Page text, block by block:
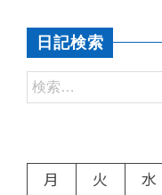
日記検索
月
火 水